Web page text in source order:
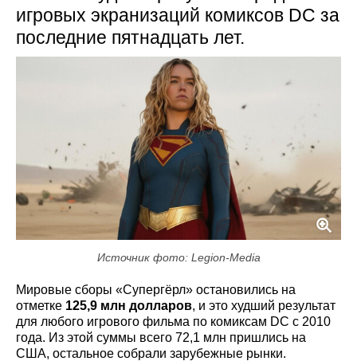
игровых экранизаций комиксов DC за
последние пятнадцать лет.
Источник фото: Legion-Media
Мировые сборы «Супергёрл» остановились на
отметке 125,9 млн долларов, и это худший результат
для любого игрового фильма по комиксам DC с 2010
года. Из этой суммы всего 72,1 млн пришлись на
США, остальное собрали зарубежные рынки.